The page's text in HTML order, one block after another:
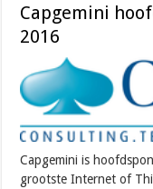
Capgemini
2016
Capgemini is
grootste Internet of